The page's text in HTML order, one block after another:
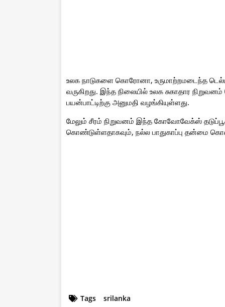
உலக நாடுகளை கொரோனா, உருமாற்றமடைந்த
வருகிறது. இந்த நிலையில் உலக சுகாதார
பயன்பாட்டிற்கு அனுமதி வழங்கியுள்ளது.
மேலும் சீரம் நிறுவனம் இந்த கோவோவேக்ஸ்
கொண்டுள்ளதாகவும், நல்ல பாதுகாப்பு தன்மை
Tags srilanka